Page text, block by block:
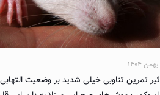
تمرین تناوبی خیلی شدید بر وضعیت